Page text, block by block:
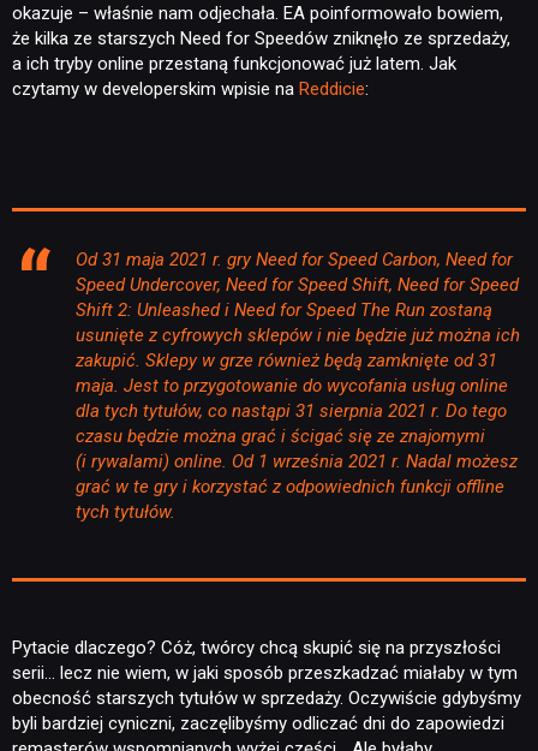
okazuje – właśnie nam odjechała. EA poinformowało bowiem,
że kilka ze starszych Need for Speedów zniknęło ze sprzedaży,
a ich tryby online przestaną funkcjonować już latem. Jak
czytamy w developerskim wpisie na Reddicie:
Od 31 maja 2021 r. gry Need for Speed Carbon, Need for
Speed Undercover, Need for Speed Shift, Need for Speed
Shift 2: Unleashed i Need for Speed The Run zostaną
usunięte z cyfrowych sklepów i nie będzie już można ich
zakupić. Sklepy w grze również będą zamknięte od 31
maja. Jest to przygotowanie do wycofania usług online
dla tych tytułów, co nastąpi 31 sierpnia 2021 r. Do tego
czasu będzie można grać i ścigać się ze znajomymi
(i rywalami) online. Od 1 września 2021 r. Nadal możesz
grać w te gry i korzystać z odpowiednich funkcji offline
tych tytułów.
Pytacie dlaczego? Cóż, twórcy chcą skupić się na przyszłości
serii… lecz nie wiem, w jaki sposób przeszkadzać miałaby w tym
obecność starszych tytułów w sprzedaży. Oczywiście gdybyśmy
byli bardziej cyniczni, zaczęlibyśmy odliczać dni do zapowiedzi